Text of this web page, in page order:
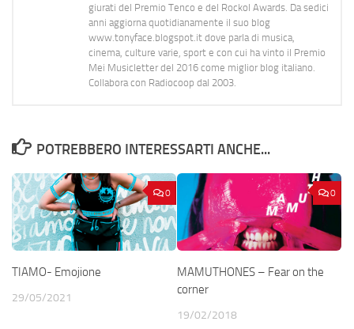
giurati del Premio Tenco e del Rockol Awards. Da sedici
anni aggiorna quotidianamente il suo blog
www.tonyface.blogspot.it dove parla di musica,
cinema, culture varie, sport e con cui ha vinto il Premio
Mei Musicletter del 2016 come miglior blog italiano.
Collabora con Radiocoop dal 2003.
POTREBBERO INTERESSARTI ANCHE...
0
TIAMO- Emojione
29/05/2021
0
MAMUTHONES – Fear on the
corner
19/02/2018